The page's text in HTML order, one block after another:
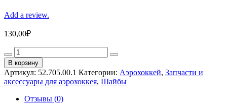
Add a review.
130,00₽
Шайба
для
аэрохоккея
«Power
Play»
D62
мм,
В корзину
Артикул: 52.705.00.1 Категории: Аэрохоккей, Запчасти и
аксессуары для аэрохоккея, Шайбы
Отзывы (0)